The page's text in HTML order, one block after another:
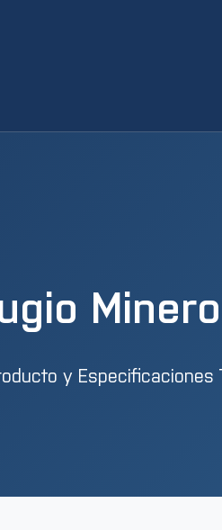
y Especificaciones